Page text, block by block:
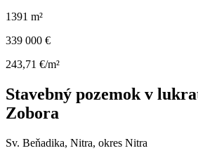
1391 m²
339 000 €
243,71 €/m²
Stavebný pozemok v
Zobora
Sv. Beňadika, Nitra, okres Nitra